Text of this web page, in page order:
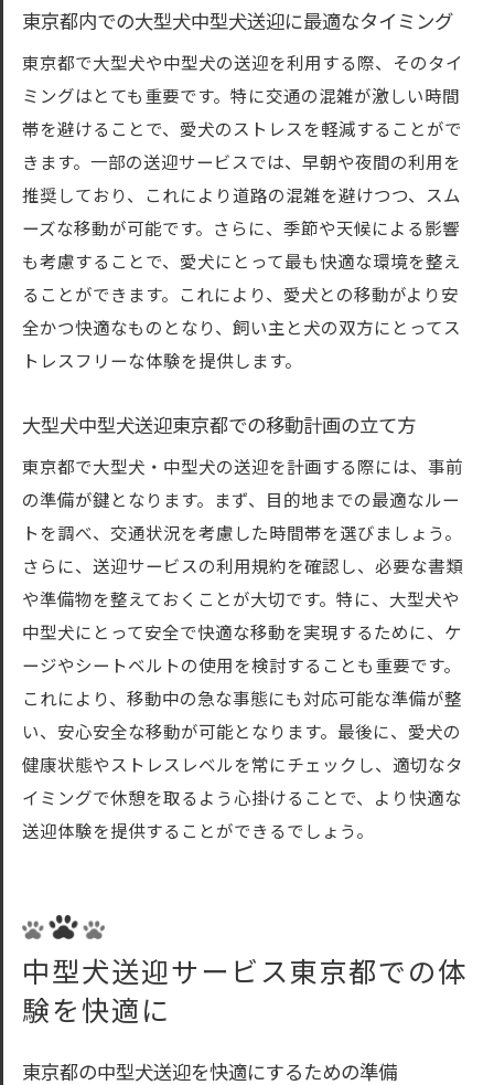
東京都内での大型犬中型犬送迎に最適なタイミング
東京都で大型犬や中型犬の送迎を利用する際、そのタイ
ミングはとても重要です。特に交通の混雑が激しい時間
帯を避けることで、愛犬のストレスを軽減することがで
きます。一部の送迎サービスでは、早朝や夜間の利用を
推奨しており、これにより道路の混雑を避けつつ、スム
ーズな移動が可能です。さらに、季節や天候による影響
も考慮することで、愛犬にとって最も快適な環境を整え
ることができます。これにより、愛犬との移動がより安
全かつ快適なものとなり、飼い主と犬の双方にとってス
トレスフリーな体験を提供します。
大型犬中型犬送迎東京都での移動計画の立て方
東京都で大型犬・中型犬の送迎を計画する際には、事前
の準備が鍵となります。まず、目的地までの最適なルー
トを調べ、交通状況を考慮した時間帯を選びましょう。
さらに、送迎サービスの利用規約を確認し、必要な書類
や準備物を整えておくことが大切です。特に、大型犬や
中型犬にとって安全で快適な移動を実現するために、ケ
ージやシートベルトの使用を検討することも重要です。
これにより、移動中の急な事態にも対応可能な準備が整
い、安心安全な移動が可能となります。最後に、愛犬の
健康状態やストレスレベルを常にチェックし、適切なタ
イミングで休憩を取るよう心掛けることで、より快適な
送迎体験を提供することができるでしょう。
中型犬送迎サービス東京都での体
験を快適に
東京都の中型犬送迎を快適にするための準備